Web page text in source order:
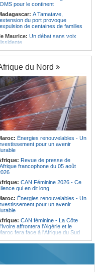
pour le continent
A Tamatave,
du port provoque
de centaines de familles
Maurice: Un débat sans voix
Maurice:Révision des frais de la
- La crainte d'un coup de froid
la compétitivité
Maurice:Fayzal Ally Beegun
des interpellations «sans
Maurice:Migration - Le pays
au défi de la main-d'oeuvre de
Maurice:Plus d'émissions,
d'eau, toujours accro aux
- Le bilan climatique dans le
Maurice:Le pays et l'Arabie
renforcent leur coopération
du Nord
Énergies renouvelables - Un
pour un avenir
Revue de presse de
francophone du 05 août
CAN Féminine 2026 - Ce
qui en dit long
Énergies renouvelables - Un
pour un avenir
CAN féminine - La Côte
affrontera l'Algérie et le
fera face à l'Afrique du Sud